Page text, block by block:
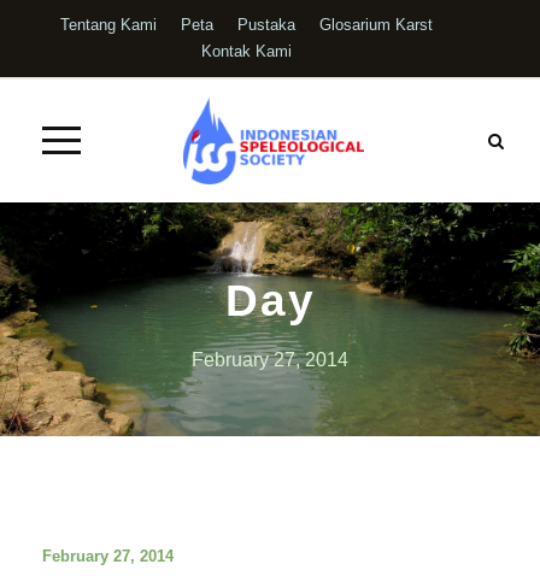
Tentang Kami Peta Pustaka
Glosarium Karst
Kontak Kami
Day
February 27, 2014
February 27, 2014